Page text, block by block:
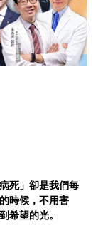
死」卻是我們每
時候，不用害
希望的光。